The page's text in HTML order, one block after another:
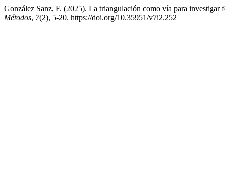
González Sanz, F. (2025). La triangulación como vía para
Métodos, 7(2), 5-20. https://doi.org/10.35951/v7i2.252